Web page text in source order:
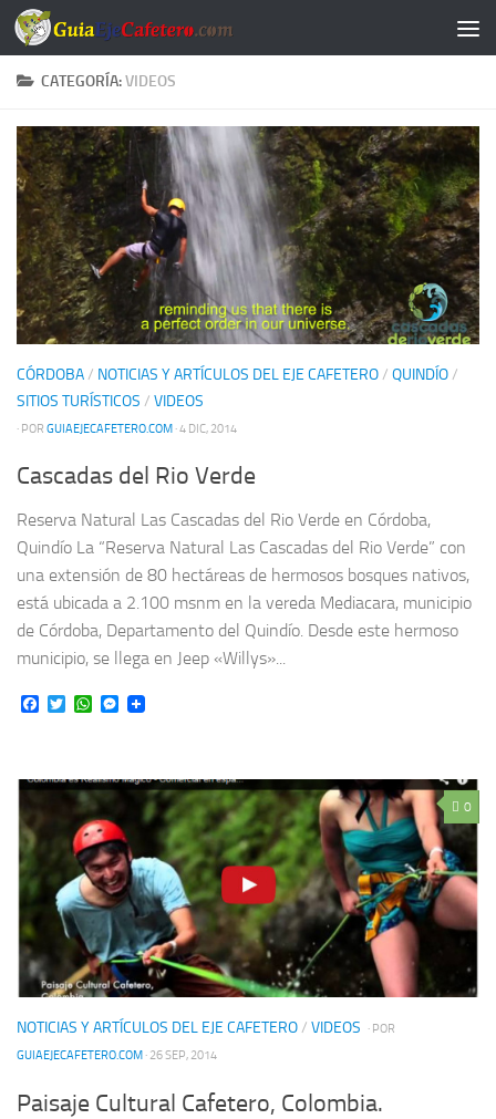
Saltar al contenido
CATEGORÍA:VIDEOS
CÓRDOBA/ NOTICIAS Y ARTÍCULOS DEL EJE CAFETERO/ QUINDÍO/
SITIOS TURÍSTICOS / VIDEOS
· POR GUIAEJECAFETERO.COM · 4 DIC, 2014
Cascadas del Rio Verde
Reserva Natural Las Cascadas del Rio Verde en Córdoba,
Quindío La “Reserva Natural Las Cascadas del Rio Verde” con
una extensión de 80 hectáreas de hermosos bosques nativos,
está ubicada a 2.100 msnm en la vereda Mediacara, municipio
de Córdoba, Departamento del Quindío. Desde este hermoso
municipio, se llega en Jeep «Willys»...
Facebook
TwitterWhatsApp
Messenger
0
NOTICIAS Y ARTÍCULOS DEL EJE CAFETERO/ VIDEOS · POR
GUIAEJECAFETERO.COM · 26 SEP, 2014
Paisaje Cultural Cafetero, Colombia.